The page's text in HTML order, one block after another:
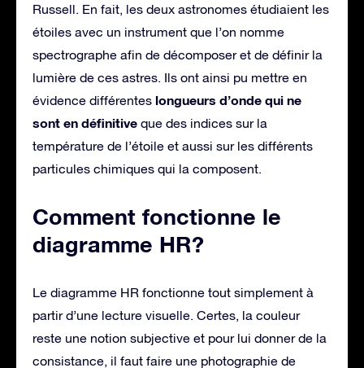
Russell. En fait, les deux astronomes étudiaient les
étoiles avec un instrument que l’on nomme
spectrographe afin de décomposer et de définir la
lumière de ces astres. Ils ont ainsi pu mettre en
évidence différentes longueurs d’onde qui ne
sont en définitive que des indices sur la
température de l’étoile et aussi sur les différents
particules chimiques qui la composent.
Comment fonctionne le
diagramme HR?
Le diagramme HR fonctionne tout simplement à
partir d’une lecture visuelle. Certes, la couleur
reste une notion subjective et pour lui donner de la
consistance, il faut faire une photographie de